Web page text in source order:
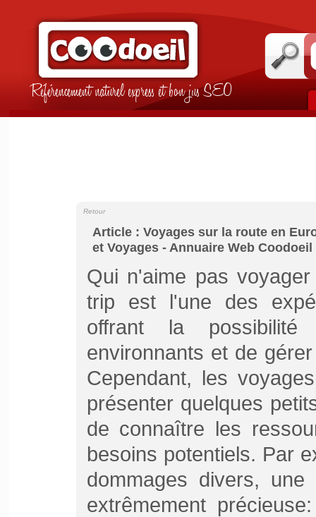
Référencement naturel express et bon jus SEO
Article : Voyages sur la route en
et Voyages - Annuaire Web Coodoeil
Retour
Qui n'aime pas
trip est l'une des
offrant la
environnants et de
Cependant, les
présenter quelques
de connaître les
besoins potentiels. Par
dommages divers,
extrêmement